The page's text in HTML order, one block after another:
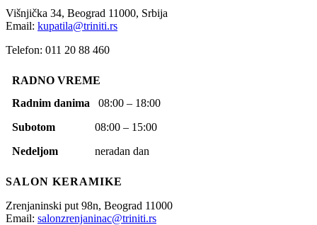
Višnjička 34, Beograd 11000, Srbija
Email: kupatila@triniti.rs
Telefon: 011 20 88 460
RADNO VREME
Radnim danima 08:00 – 18:00
Subotom 08:00 – 15:00
Nedeljom neradan dan
SALON KERAMIKE
Zrenjaninski put 98n, Beograd 11000
Email: salonzrenjaninac@triniti.rs